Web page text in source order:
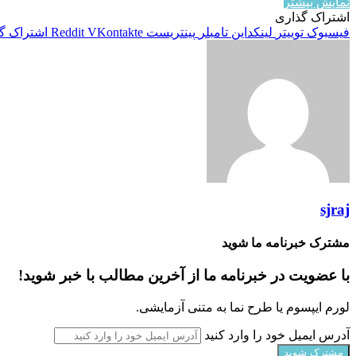
اشتراک گذاری
فیسبوک توییتر لینکداین تامبلر پینتریست Reddit VKontakte اشتراک
sjraj
مشترک خبرنامه ما شوید
با عضویت در خبرنامه ما از آخرین مطالب با خبر شوید!
لورم ایپسوم یا طرح‌ نما به متنی آزمایشی.
آدرس ایمیل خود را وارد کنید